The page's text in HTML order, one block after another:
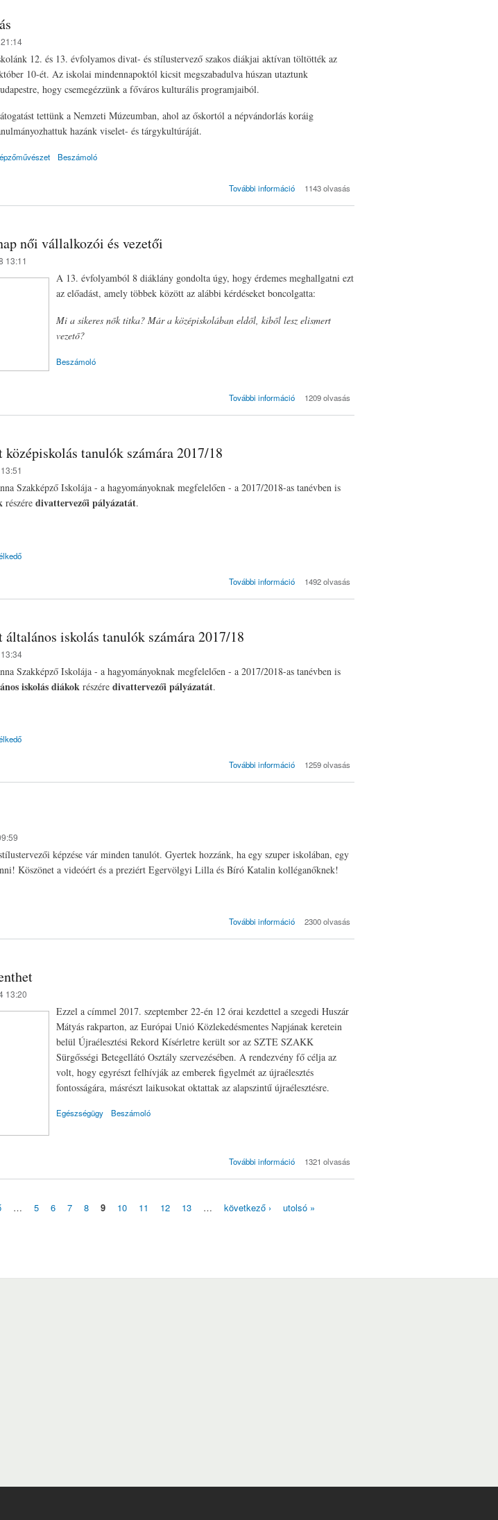
12. és 13. évfolyamos divat- és stílustervező szakos diákjai aktívan töltötték az
10-ét. Az iskolai mindennapoktól kicsit megszabadulva húszan utaztunk
hogy csemegézzünk a főváros kulturális programjaiból.
tettünk a Nemzeti Múzeumban, ahol az őskortól a népvándorlás koráig
hazánk viselet- és tárgykultúráját.
Beszámoló
További információ
Budapest:
tartalommal
1143 olvasás
női vállalkozói és vezetői
13:11
A 13. évfolyamból 8 diáklány gondolta úgy, hogy érdemes meghallgatni ezt
az előadást, amely többek között az alábbi kérdéseket boncolgatta:
Mi a sikeres nők titka? Már a középiskolában eldől, kiből lesz elismert
vezető?
Beszámoló
További információ
Szeged, Agóra: A
vállalkozói és
1209 olvasás
tanulók számára 2017/18
Szakképző Iskolája - a hagyományoknak megfelelően - a 2017/2018-as tanévben is
részére divattervezői pályázatát.
További információ
Divattervezői
középiskolás
1492 olvasás
iskolás tanulók számára 2017/18
Szakképző Iskolája - a hagyományoknak megfelelően - a 2017/2018-as tanévben is
iskolás diákok részére divattervezői pályázatát.
További információ
Divattervezői
iskolás tanulók
1259 olvasás
képzése vár minden tanulót. Gyertek hozzánk, ha egy szuper iskolában, egy
Köszönet a videóért és a preziért Egervölgyi Lilla és Bíró Katalin kolléganőknek!
További információ
Irány a KZS!
kapcsolatosan
2300 olvasás
13:20
Ezzel a címmel 2017. szeptember 22-én 12 órai kezdettel a szegedi Huszár
Mátyás rakparton, az Európai Unió Közlekedésmentes Napjának keretein
belül Újraélesztési Rekord Kísérletre került sor az SZTE SZAKK
Sürgősségi Betegellátó Osztály szervezésében. A rendezvény fő célja az
volt, hogy egyrészt felhívják az emberek figyelmét az újraélesztés
fontosságára, másrészt laikusokat oktattak az alapszintű újraélesztésre.
Egészségügy Beszámoló
További információ
A te kezed is életet
tartalommal
1321 olvasás
… 5 6 7 8 9 10 11 12 13 … következő › utolsó »